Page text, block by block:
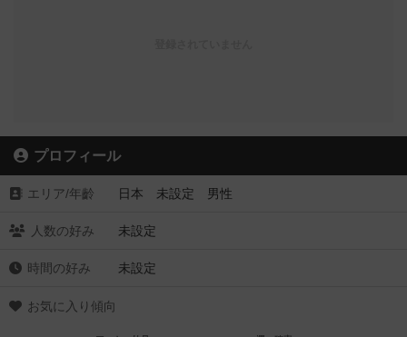
プロフィール
エリア/年齡 日本 未設定 男性
人数の好み 未設定
時間の好み 未設定
お気に入り傾向